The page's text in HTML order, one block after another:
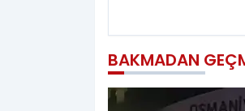
BAKMADAN